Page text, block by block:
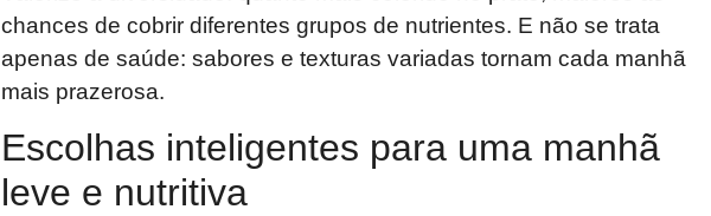
chances de cobrir diferentes grupos de nutrientes. E não se trata
apenas de saúde: sabores e texturas variadas tornam cada manhã
mais prazerosa.
Escolhas inteligentes para uma manhã
leve e nutritiva